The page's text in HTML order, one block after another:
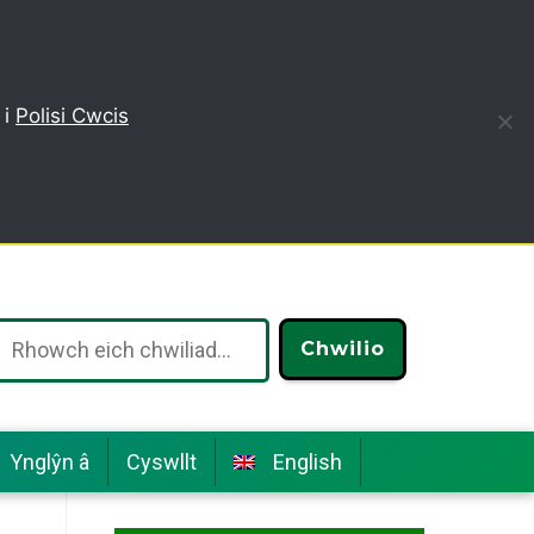
Polisi Cwcis
Chwilio
Ynglŷn â Cyswllt English